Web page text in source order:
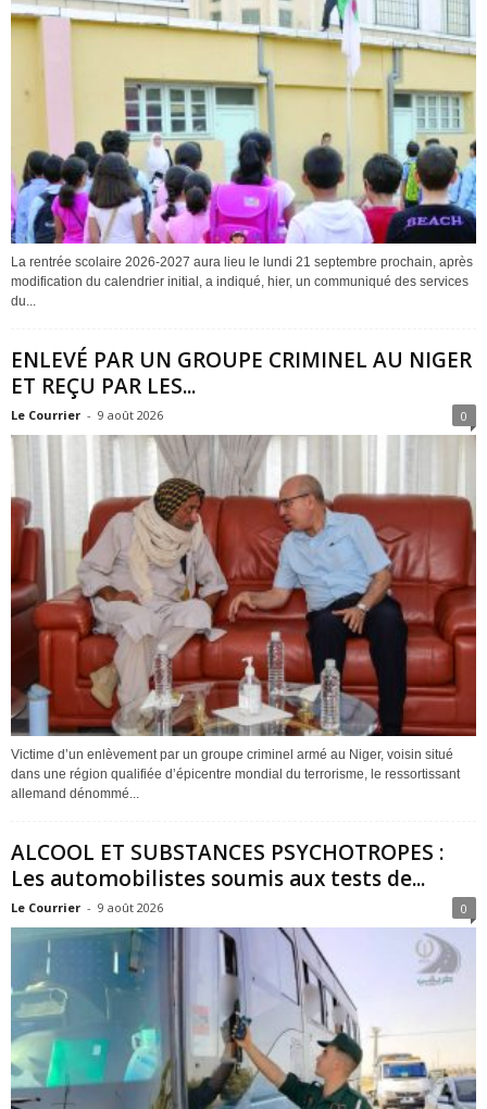
La rentrée scolaire 2026-2027 aura lieu le lundi 21 septembre prochain, après
modification du calendrier initial, a indiqué, hier, un communiqué des services
du...
ENLEVÉ PAR UN GROUPE CRIMINEL AU NIGER
ET REÇU PAR LES...
Le Courrier - 9 août 2026 0
Victime d’un enlèvement par un groupe criminel armé au Niger, voisin situé
dans une région qualifiée d’épicentre mondial du terrorisme, le ressortissant
allemand dénommé...
ALCOOL ET SUBSTANCES PSYCHOTROPES :
Les automobilistes soumis aux tests de...
Le Courrier - 9 août 2026 0